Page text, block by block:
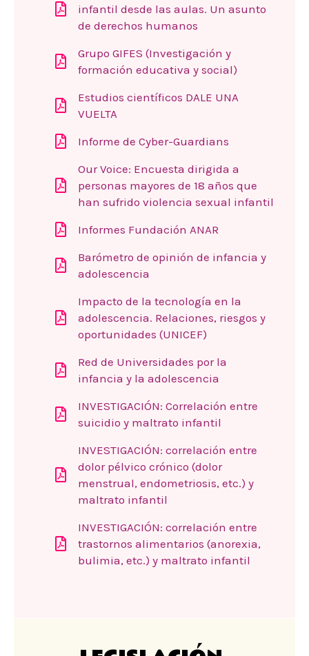
infantil desde las aulas. Un asunto
de derechos humanos
Grupo GIFES (Investigación y
formación educativa y social)
Estudios científicos DALE UNA
VUELTA
Informe de Cyber-Guardians
Our Voice: Encuesta dirigida a
personas mayores de 18 años que
han sufrido violencia sexual infantil
Informes Fundación ANAR
Barómetro de opinión de infancia y
adolescencia
Impacto de la tecnología en la
adolescencia. Relaciones, riesgos y
oportunidades (UNICEF)
Red de Universidades por la
infancia y la adolescencia
INVESTIGACIÓN: Correlación entre
suicidio y maltrato infantil
INVESTIGACIÓN: correlación entre
dolor pélvico crónico (dolor
menstrual, endometriosis, etc.) y
maltrato infantil
INVESTIGACIÓN: correlación entre
trastornos alimentarios (anorexia,
bulimia, etc.) y maltrato infantil